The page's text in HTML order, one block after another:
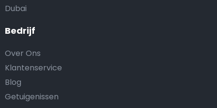
Bedrijf
Over Ons
Klantenservice
Blog
Getuigenissen
Dubai